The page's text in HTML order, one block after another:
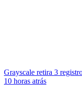
Grayscale retira 3
10 horas atrás